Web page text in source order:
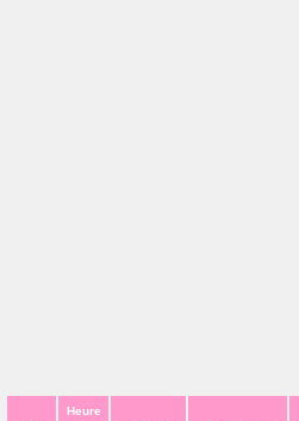
Heure